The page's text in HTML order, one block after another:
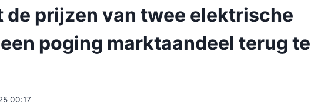
de prijzen van twee elektrische
poging marktaandeel terug te
00:17